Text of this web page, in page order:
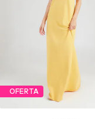
OFERTA